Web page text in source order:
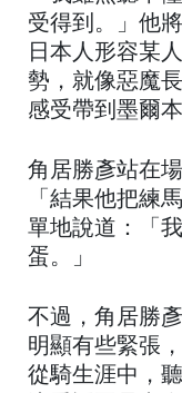
受得到。」他
日本人形容某
勢，就像惡魔
感受帶到墨爾本
角居勝彥站在
「結果他把練
單地說道：「
蛋。」
不過，角居勝
明顯有些緊張
從騎生涯中，